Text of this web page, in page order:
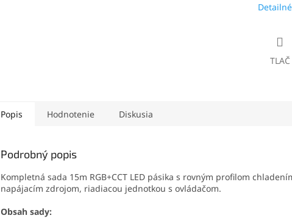
TLAČ
Popis Hodnotenie Diskusia
Podrobný popis
Kompletná sada 15m RGB+CCT LED pásika s rovným profilom
napájacím zdrojom, riadiacou jednotkou s ovládačom.
Obsah sady: